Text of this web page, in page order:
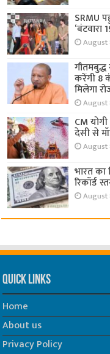
SRMU
‘बंटवारा
August
करेंगी 8
मिलेगा
August
CM
देसी से
August
भारत का
रिकॉर्ड
August
Quick Links
Home
About us
Privacy Policy